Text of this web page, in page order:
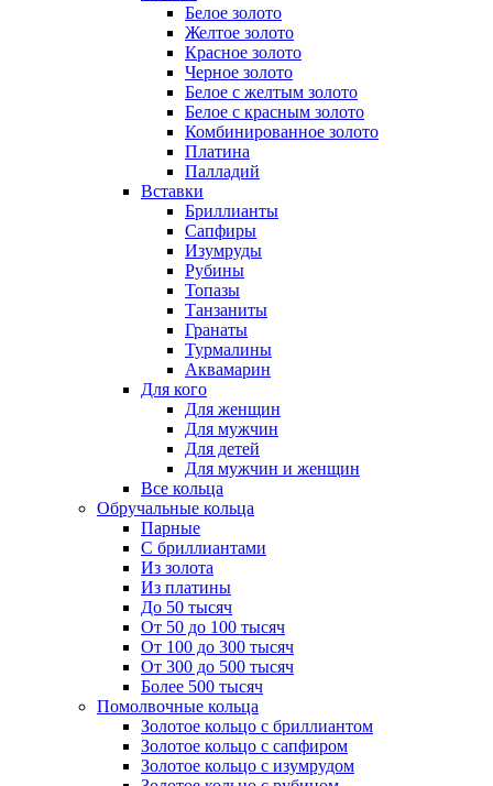
Белое золото
Желтое золото
Красное золото
Черное золото
Белое с желтым золото
Белое с красным золото
Комбинированное золото
Платина
Палладий
Вставки
Бриллианты
Сапфиры
Изумруды
Рубины
Топазы
Танзаниты
Гранаты
Турмалины
Аквамарин
Для кого
Для женщин
Для мужчин
Для детей
Для мужчин и женщин
Все кольца
Обручальные кольца
Парные
С бриллиантами
Из золота
Из платины
До 50 тысяч
От 50 до 100 тысяч
От 100 до 300 тысяч
От 300 до 500 тысяч
Более 500 тысяч
Помолвочные кольца
Золотое кольцо с бриллиантом
Золотое кольцо с сапфиром
Золотое кольцо с изумрудом